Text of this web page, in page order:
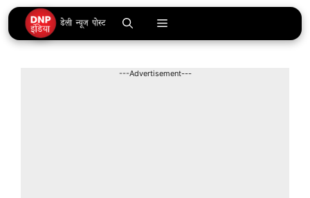
Skip
to
content
Menu
---Advertisement---